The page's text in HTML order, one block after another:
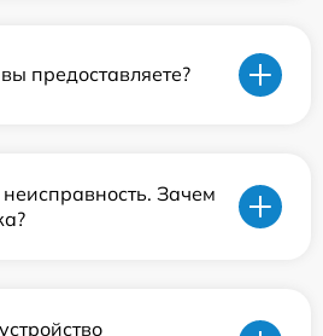
предоставляете?
Зачем